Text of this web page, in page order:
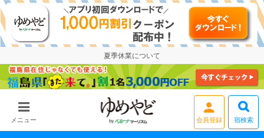
夏季休業について
メニュー
会員登録
宿検索